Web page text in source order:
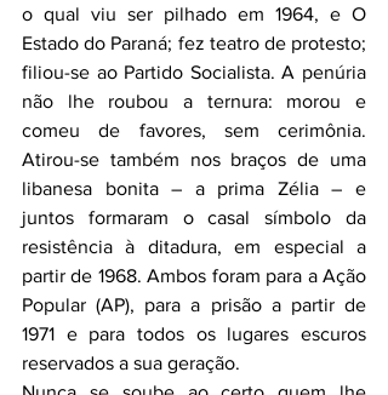
o qual viu ser pilhado em 1964, e O
Estado do Paraná; fez teatro de protesto;
filiou-se ao Partido Socialista. A penúria
não lhe roubou a ternura: morou e
comeu de favores, sem cerimônia.
Atirou-se também nos braços de uma
libanesa bonita – a prima Zélia – e
juntos formaram o casal símbolo da
resistência à ditadura, em especial a
partir de 1968. Ambos foram para a Ação
Popular (AP), para a prisão a partir de
1971 e para todos os lugares escuros
reservados a sua geração.